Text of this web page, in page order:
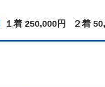
１着 250,000円 ２着